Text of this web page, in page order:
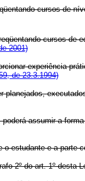
freqüentando
cursos de
2001)
experiência
de 23.3.1994)
assumir a
estudante e a
2º do art. 1º desta